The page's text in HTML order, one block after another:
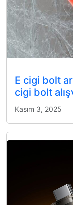
E cigi bolt
cigi bolt
Kasım 3, 2025